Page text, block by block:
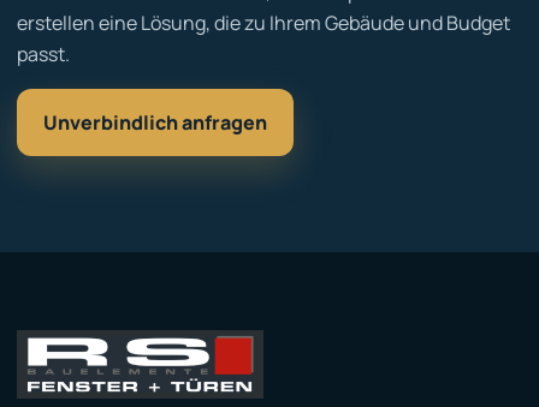
erstellen eine Lösung, die zu Ihrem Gebäude und Budget
passt.
Unverbindlich anfragen